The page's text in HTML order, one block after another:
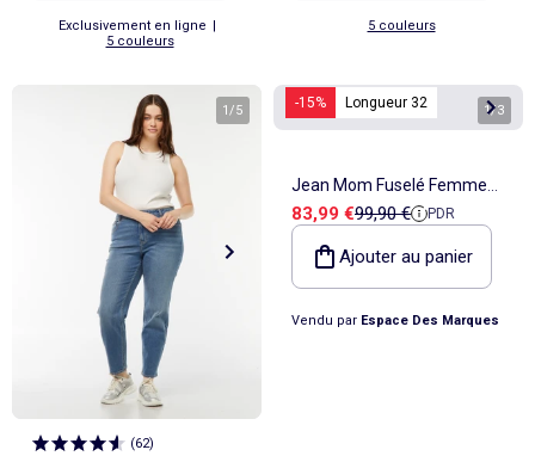
Exclusivement en ligne |
5 couleurs
5 couleurs
1/5
(62)
-15% Longueur 32 1/3
Jean Mom Fuselé Femme
Tommy Hilfiger
Prix de vente
83,99 €Prix de référence
99,90 € PDR
Ajouter au panier
Vendu par Espace Des Marques